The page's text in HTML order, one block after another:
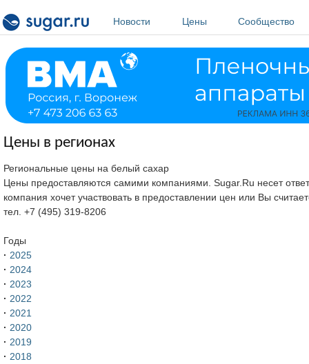
Новости
Цены Сообщество
Цены в регионах
Региональные цены на белый сахар
Цены предоставляются самими компаниями. Sugar.Ru несет
компания хочет участвовать в предоставлении цен или Вы
тел. +7 (495) 319-8206
Годы
· 2025
· 2024
· 2023
· 2022
· 2021
· 2020
· 2019
· 2018